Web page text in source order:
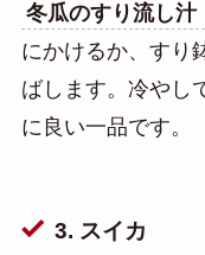
冬瓜のすり流し汁
にかけるか、すり
ばします。冷やし
に良い一品です。
3. スイカ